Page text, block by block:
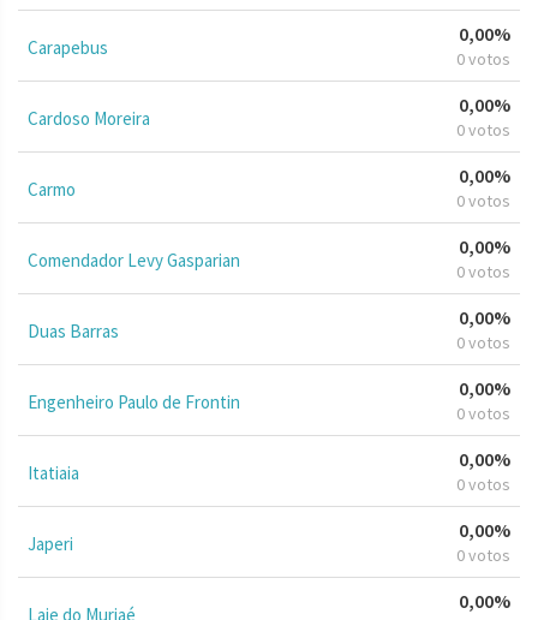
Carapebus
0,00%
0 votos
Cardoso Moreira
0,00%
0 votos
Carmo
0,00%
0 votos
Comendador Levy Gasparian
0,00%
0 votos
Duas Barras
0,00%
0 votos
Engenheiro Paulo de Frontin
0,00%
0 votos
Itatiaia
0,00%
0 votos
Japeri
0,00%
0 votos
Laje do Muriaé
0,00%